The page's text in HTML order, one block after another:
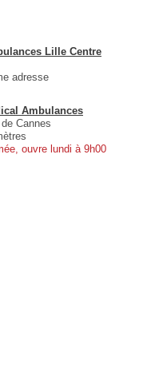
Lille Centre
adresse
Ambulances
de Cannes
ouvre lundi à 9h00